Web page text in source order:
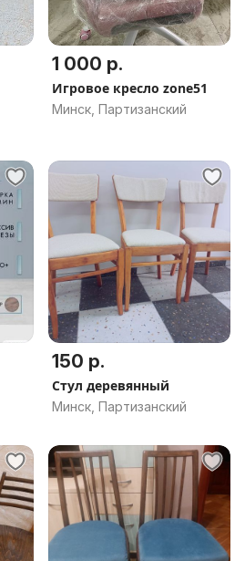
1 000 р.
Игровое кресло zone51
Минск, Партизанский
150 р.
Стул деревянный
Минск, Партизанский